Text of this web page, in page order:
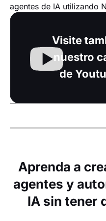
agentes de IA utilizando
Visite
nuestro
de
Aprenda a
agentes y
IA sin tener